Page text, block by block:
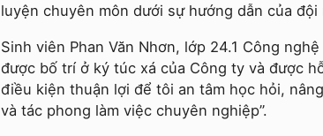
luyện chuyên môn dưới sự hướng dẫn của
Sinh viên Phan Văn Nhơn, lớp 24.1 Công
được bố trí ở ký túc xá của Công ty và được
điều kiện thuận lợi để tôi an tâm học hỏi,
và tác phong làm việc chuyên nghiệp”.